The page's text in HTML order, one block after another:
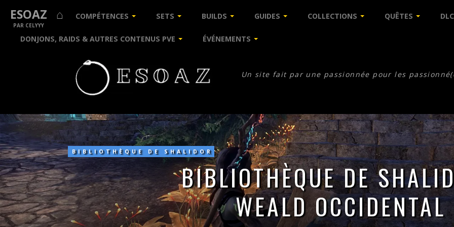
Un site fait par une passionnée pour les
ESOAZ ⌂
PAR CELYYY
COMPÉTENCES SETS BUILDS GUIDES COLLECTIONS QUÊTES
DONJONS, RAIDS & AUTRES CONTENUS PVE ÉVÉNEMENTS
Bibliothèque
Shalidor
:
Weald
occidental
BIBLIOTHÈQUE DE SHALIDOR
BIBLIOTHÈQUE DE
WEALD OCCIDENTAL